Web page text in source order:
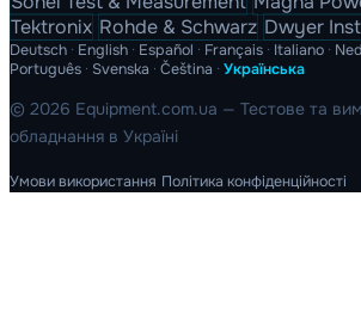
Tektronix Rohde & Schwarz Dwyer
Deutsch · English · Español · Français · Italiano ·
Português · Svenska · Čeština · Українська
© 2026 Equipment.com.ua — Тестове та
обладнання в Україні
Умови використання Політика конфіденційності